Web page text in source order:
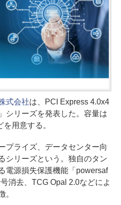
式会社は、PCI Express 4.0x4
シリーズを発表した。容量は
用意する。
プライズ、データセンター向
シリーズという。独自のタン
電源損失保護機能「powersaf
消去、TCG Opal 2.0などによ
。